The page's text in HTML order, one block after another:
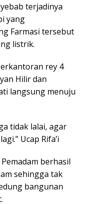
terjadinya
yang
Farmasi tersebut
listrik.
rey 4
Hilir dan
langsung menuju
tidak lalai, agar
Ucap Rifa’i
berhasil
sehingga tak
bangunan